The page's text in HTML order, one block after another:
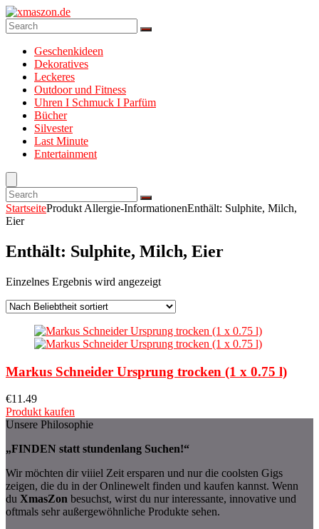
Geschenkideen
Dekoratives
Leckeres
Outdoor und Fitness
Uhren I Schmuck I Parfüm
Bücher
Silvester
Last Minute
Entertainment
StartseiteProdukt Allergie-InformationenEnthält: Sulphite, Milch,
Eier
Enthält: Sulphite, Milch, Eier
Einzelnes Ergebnis wird angezeigt
Markus Schneider Ursprung trocken (1 x 0.75 l)
€11.49
Produkt kaufen
Unsere Philosophie
„FINDEN statt stundenlang Suchen!“
Wir möchten dir viiiel Zeit ersparen und nur die coolsten Gigs
zeigen, die du in der Onlinewelt finden und kaufen kannst. Wenn
du XmasZon besuchst, wirst du nur interessante, innovative und
oftmals sehr außergewöhnliche Produkte sehen.